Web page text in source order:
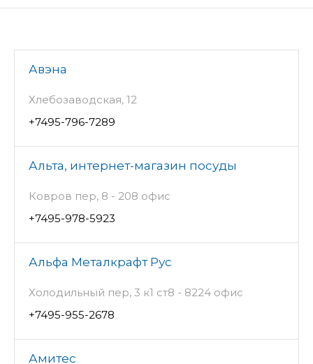
Авэна
Хлебозаводская, 12
+7495-796-7289
Альта, интернет-магазин посуды
Ковров пер, 8 - 208 офис
+7495-978-5923
Альфа Металкрафт Рус
Холодильный пер, 3 к1 ст8 - 8224 офис
+7495-955-2678
Амитес